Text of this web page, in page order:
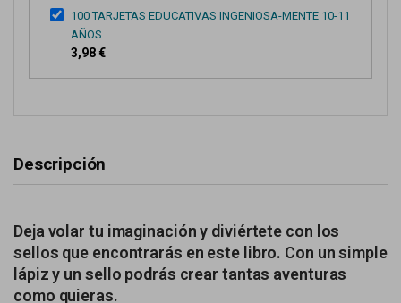
100 TARJETAS EDUCATIVAS INGENIOSA-MENTE 10-11
AÑOS
3,98 €
Descripción
Deja volar tu imaginación y diviértete con los
sellos que encontrarás en este libro. Con un simple
lápiz y un sello podrás crear tantas aventuras
como quieras.